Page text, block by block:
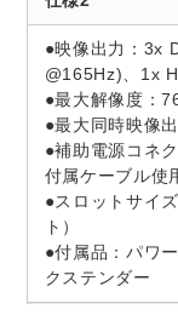
●映像出力：3x
@165Hz)、1x
●最大解像度：
●最大同時映像
●補助電源コネ
付属ケーブル使
●スロットサイ
ト）
●付属品：パワ
クステンダー